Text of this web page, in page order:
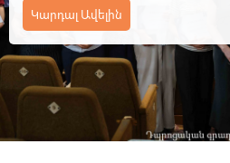
Կարդալ Ավելին